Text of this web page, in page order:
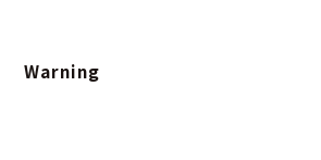
Warning